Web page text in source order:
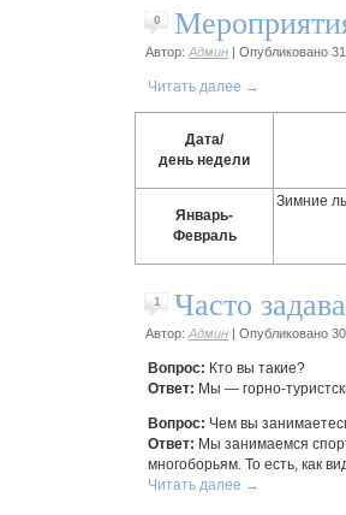
0
Автор: Админ | Опубликовано
Читать далее →
Дата/
день недели
Январь-
Февраль
Зимние
1 Часто
Автор: Админ | Опубликовано
Вопрос: Кто вы такие?
Ответ: Мы — горно-
Вопрос: Чем вы
Ответ: Мы занимаемся
многоборьям. То есть, как
Читать далее →